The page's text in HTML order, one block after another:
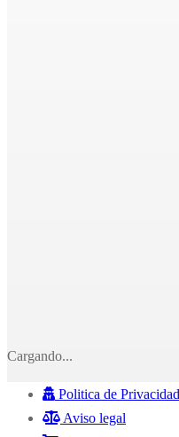
Cargando...
Politica de Privacidad
Aviso legal